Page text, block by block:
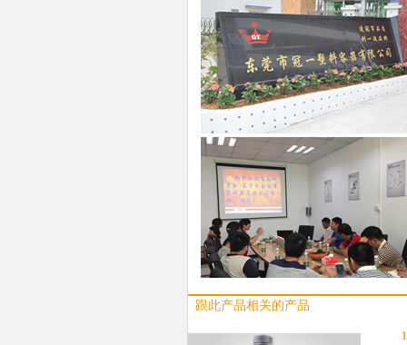
跟此产品相关的产品